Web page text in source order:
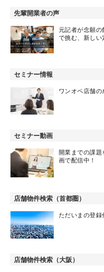
先輩開業者の声
元記者が念願の
で挑む、新し
セミナー情報
ワンオペ店舗の
セミナー動画
開業までの課
画で配信中！
店舗物件検索（首都圏）
ただいまの登録
店舗物件検索（大阪）